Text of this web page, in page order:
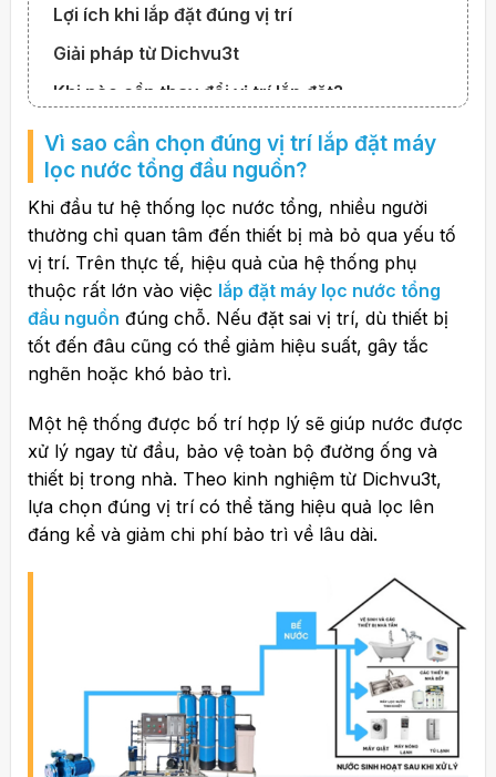
Lợi ích khi lắp đặt đúng vị trí
Giải pháp từ Dichvu3t
Khi nào cần thay đổi vị trí lắp đặt?
Kết luận
Vì sao cần chọn đúng vị trí lắp đặt máy
lọc nước tổng đầu nguồn?
Khi đầu tư hệ thống lọc nước tổng, nhiều người
thường chỉ quan tâm đến thiết bị mà bỏ qua yếu tố
vị trí. Trên thực tế, hiệu quả của hệ thống phụ
thuộc rất lớn vào việc lắp đặt máy lọc nước tổng
đầu nguồn đúng chỗ. Nếu đặt sai vị trí, dù thiết bị
tốt đến đâu cũng có thể giảm hiệu suất, gây tắc
nghẽn hoặc khó bảo trì.
Một hệ thống được bố trí hợp lý sẽ giúp nước được
xử lý ngay từ đầu, bảo vệ toàn bộ đường ống và
thiết bị trong nhà. Theo kinh nghiệm từ Dichvu3t,
lựa chọn đúng vị trí có thể tăng hiệu quả lọc lên
đáng kể và giảm chi phí bảo trì về lâu dài.